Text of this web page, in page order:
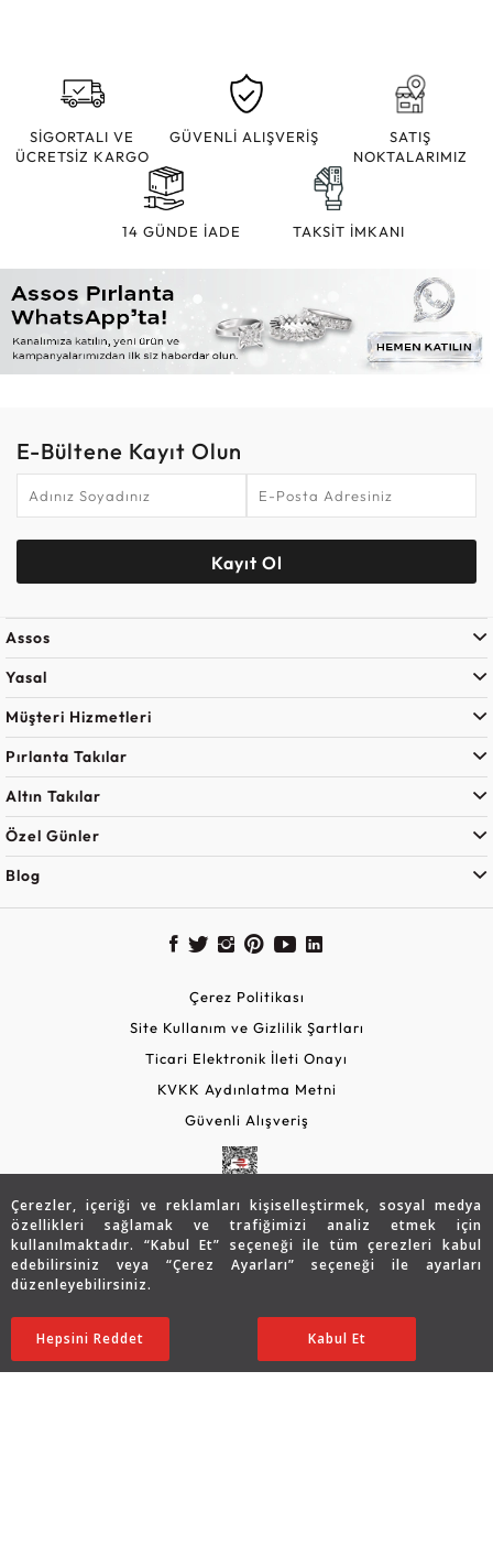
Çerezler, içeriği ve reklamları kişiselleştirmek, sosyal medya
özellikleri sağlamak ve trafiğimizi analiz etmek için
kullanılmaktadır. “Kabul Et” seçeneği ile tüm çerezleri kabul
edebilirsiniz veya “Çerez Ayarları” seçeneği ile ayarları
düzenleyebilirsiniz.
Ayarları Düzenle
Hepsini Reddet Kabul Et
88.240 TL
44.120TL SATIN ALIN
SİGORTALI VE
ÜCRETSİZ KARGO
GÜVENLİ ALIŞVERİŞ
SATIŞ
NOKTALARIMIZ
14 GÜNDE İADE TAKSİT İMKANI
E-Bültene Kayıt Olun
Kayıt Ol
Assos
Yasal
Müşteri Hizmetleri
Pırlanta Takılar
Altın Takılar
Özel Günler
Blog
Çerez Politikası
Site Kullanım ve Gizlilik Şartları
Ticari Elektronik İleti Onayı
KVKK Aydınlatma Metni
Güvenli Alışveriş
Copyright © 2026 Assos Pırlanta - Bu sitenin tüm hakları